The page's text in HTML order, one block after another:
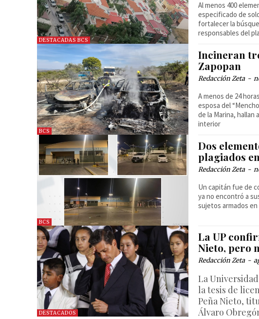
DESTACADAS BCS
Al menos 400
especificado de
fortalecer la
responsables del
BCS
Incineran
Zapopan
Redacción Zeta -
A menos de 24
esposa del
de la Marina,
interior
BCS
Dos
plagiados
Redacción Zeta -
Un capitán fue de
ya no encontró a
sujetos armados
DESTACADOS
La UP
Nieto, pero
Redacción Zeta -
La
la tesis de
Peña Nieto,
Álvaro